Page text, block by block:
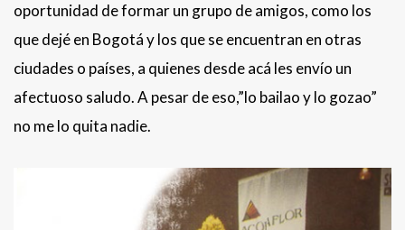
oportunidad de formar un grupo de amigos, como los
que dejé en Bogotá y los que se encuentran en otras
ciudades o países, a quienes desde acá les envío un
afectuoso saludo. A pesar de eso,”lo bailao y lo gozao”
no me lo quita nadie.